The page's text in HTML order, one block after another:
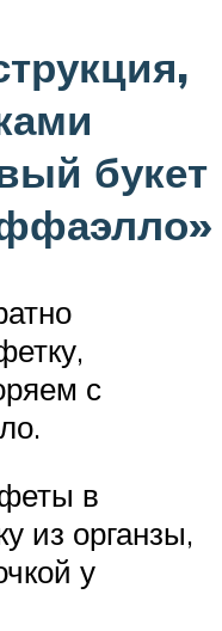
букет
с
в
из органзы,
у